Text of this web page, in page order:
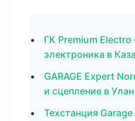
ГК Premium
электроника в
GARAGE Expert
и сцепление в
Техстанция